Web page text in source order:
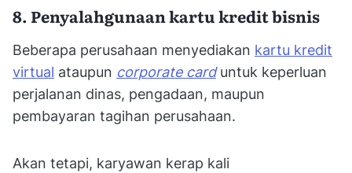
8. Penyalahgunaan kartu kredit bisnis
Beberapa perusahaan menyediakan kartu kredit
virtual ataupun corporate carduntuk keperluan
perjalanan dinas, pengadaan, maupun
pembayaran tagihan perusahaan.
Akan tetapi, karyawan kerap kali